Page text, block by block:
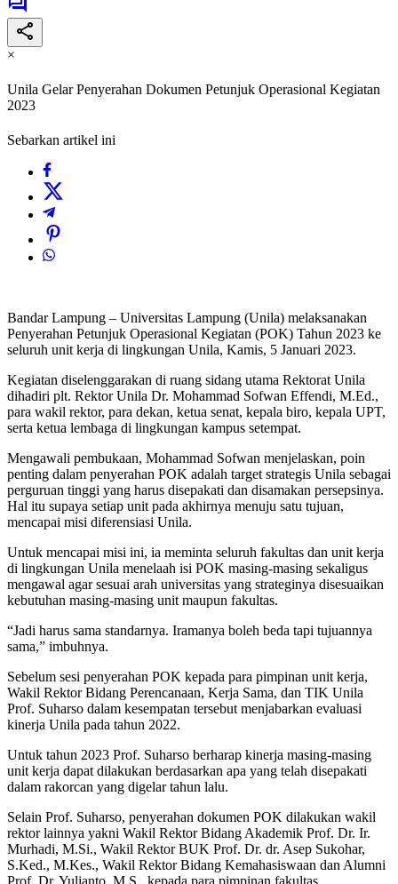
×
Unila Gelar Penyerahan Dokumen Petunjuk Operasional Kegiatan
2023
Sebarkan artikel ini
Bandar Lampung – Universitas Lampung (Unila) melaksanakan
Penyerahan Petunjuk Operasional Kegiatan (POK) Tahun 2023 ke
seluruh unit kerja di lingkungan Unila, Kamis, 5 Januari 2023.
Kegiatan diselenggarakan di ruang sidang utama Rektorat Unila
dihadiri plt. Rektor Unila Dr. Mohammad Sofwan Effendi, M.Ed.,
para wakil rektor, para dekan, ketua senat, kepala biro, kepala UPT,
serta ketua lembaga di lingkungan kampus setempat.
Mengawali pembukaan, Mohammad Sofwan menjelaskan, poin
penting dalam penyerahan POK adalah target strategis Unila sebagai
perguruan tinggi yang harus disepakati dan disamakan persepsinya.
Hal itu supaya setiap unit pada akhirnya menuju satu tujuan,
mencapai misi diferensiasi Unila.
Untuk mencapai misi ini, ia meminta seluruh fakultas dan unit kerja
di lingkungan Unila menelaah isi POK masing-masing sekaligus
mengawal agar sesuai arah universitas yang strateginya disesuaikan
kebutuhan masing-masing unit maupun fakultas.
“Jadi harus sama standarnya. Iramanya boleh beda tapi tujuannya
sama,” imbuhnya.
Sebelum sesi penyerahan POK kepada para pimpinan unit kerja,
Wakil Rektor Bidang Perencanaan, Kerja Sama, dan TIK Unila
Prof. Suharso dalam kesempatan tersebut menjabarkan evaluasi
kinerja Unila pada tahun 2022.
Untuk tahun 2023 Prof. Suharso berharap kinerja masing-masing
unit kerja dapat dilakukan berdasarkan apa yang telah disepakati
dalam rakorcan yang digelar tahun lalu.
Selain Prof. Suharso, penyerahan dokumen POK dilakukan wakil
rektor lainnya yakni Wakil Rektor Bidang Akademik Prof. Dr. Ir.
Murhadi, M.Si., Wakil Rektor BUK Prof. Dr. dr. Asep Sukohar,
S.Ked., M.Kes., Wakil Rektor Bidang Kemahasiswaan dan Alumni